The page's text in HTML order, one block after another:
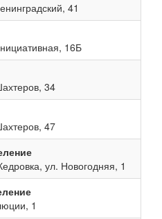
41
16Б
34
47
ул. Новогодняя, 1
1